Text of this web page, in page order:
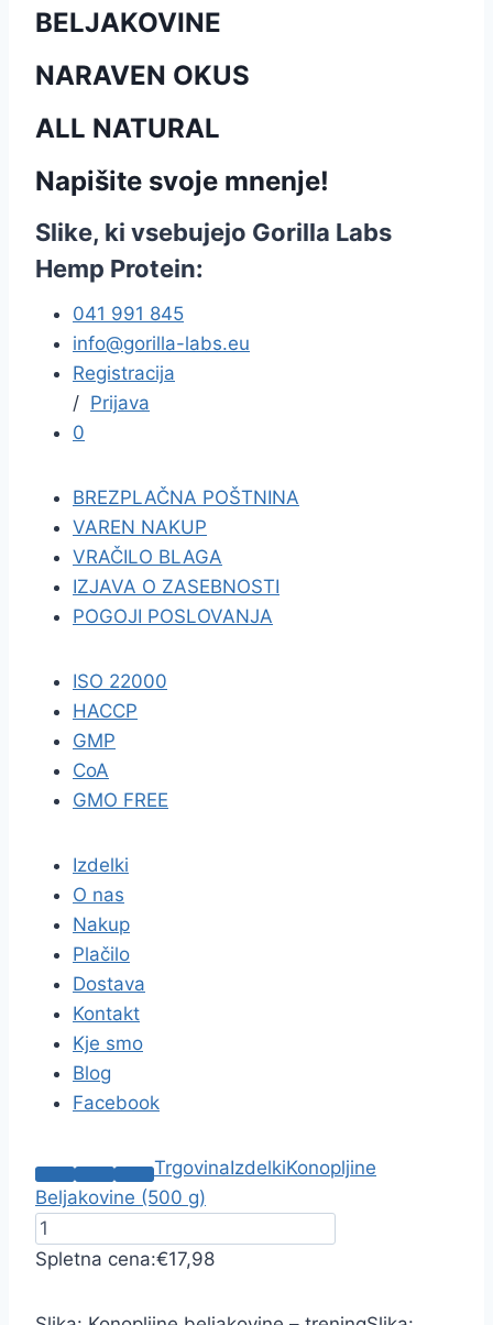
BELJAKOVINE
NARAVEN OKUS
ALL NATURAL
Napišite svoje mnenje!
Slike, ki vsebujejo Gorilla Labs
Hemp Protein:
041 991 845
info@gorilla-labs.eu
Registracija
/ Prijava
0
BREZPLAČNA POŠTNINA
VAREN NAKUP
VRAČILO BLAGA
IZJAVA O ZASEBNOSTI
POGOJI POSLOVANJA
ISO 22000
HACCP
GMP
CoA
GMO FREE
Izdelki
O nas
Nakup
Plačilo
Dostava
Kontakt
Kje smo
Blog
Facebook
TrgovinaIzdelkiKonopljine
Beljakovine (500 g)
Spletna cena:€17,98